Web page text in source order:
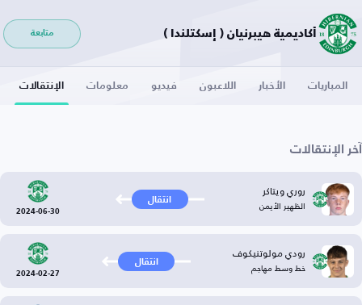
أكاديمية هيبرنيان ( إسكتلندا ) متابعة
المباريات الأخبار اللاعبون فيديو معلومات الإنتقالات
آخر الإنتقالات
روري ويتاكر
الظهير الأيمن انتقال
2024-06-30
رودي مولوتنيكوف
خط وسط مهاجم انتقال
2024-02-27